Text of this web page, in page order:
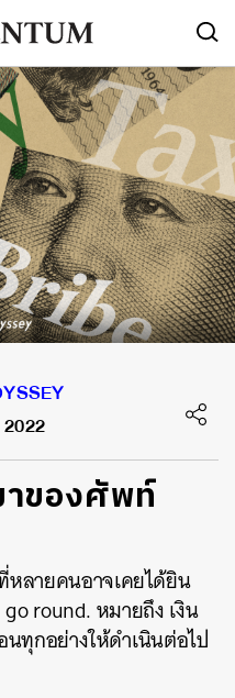
2022
าของศัพท์
ลายคนอาจเคยได้ยิน
round.หมายถึง เงิน
ทุกอย่างให้ดำเนินต่อไป